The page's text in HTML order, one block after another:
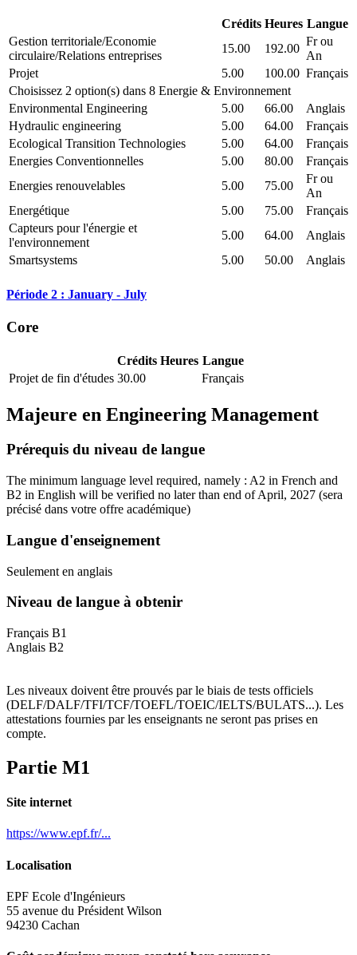
Crédits Heures Langue
Gestion territoriale/Economie
circulaire/Relations entreprises
15.00 192.00
Fr ou
An
Projet
5.00 100.00 Français
Choisissez 2 option(s) dans 8 Energie & Environnement
Environmental Engineering
5.00 66.00
Anglais
Hydraulic engineering
5.00 64.00
Français
Ecological Transition Technologies
5.00 64.00
Français
Energies Conventionnelles
5.00 80.00
Français
Energies renouvelables
5.00 75.00
Fr ou
An
Energétique
5.00 75.00
Français
Capteurs pour l'énergie et
l'environnement
5.00 64.00
Anglais
Smartsystems
5.00 50.00 Anglais
Période 2 : January - July
Core
Crédits Heures Langue
Projet de fin d'études 30.00 Français
Majeure en Engineering Management
Prérequis du niveau de langue
The minimum language level required, namely : A2 in French and
B2 in English will be verified no later than end of April, 2027 (sera
précisé dans votre offre académique)
Langue d'enseignement
Seulement en anglais
Niveau de langue à obtenir
Français B1
Anglais B2
Les niveaux doivent être prouvés par le biais de tests officiels
(DELF/DALF/TFI/TCF/TOEFL/TOEIC/IELTS/BULATS...). Les
attestations fournies par les enseignants ne seront pas prises en
compte.
Partie M1
Site internet
https://www.epf.fr/...
Localisation
EPF Ecole d'Ingénieurs
55 avenue du Président Wilson
94230 Cachan